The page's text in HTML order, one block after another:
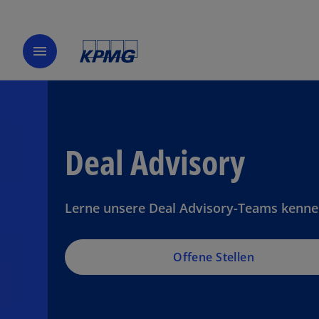
menu
Deal Advisory
Lerne unsere Deal Advisory-Teams
Offene Stellen